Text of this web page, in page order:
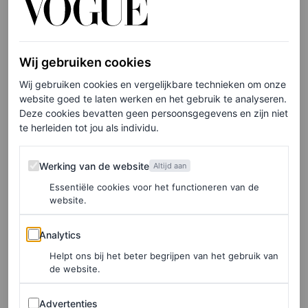
van groot belang.”
Labour Behind the Labellobbyt bij politici in het
Verenigd Koninkrijk om druk uit te oefenen op de
regering van Bangladesh om hetEmployment Injury
Schemevan het land te steunen. Dit is een baanbrekend
initiatief op het gebied van sociale zekerheid dat
inkomensbescherming en medische zorg biedt voor
werknemers daar niet per geval voor hoeven te vechten.
proeffase”, legt Bryher uit. “Er is een sterke wil om het te
verankeren in de arbeidswetgeving.”
Wij gebruiken cookies
Wij gebruiken cookies en vergelijkbare technieken om onze
website goed te laten werken en het gebruik te analyseren.
Deze cookies bevatten geen persoonsgegevens en zijn niet
te herleiden tot jou als individu.
Werking van de website
Werking van de website Altijd aan
Essentiële cookies voor het functioneren van de
website.
Analytics
Analytics
Helpt ons bij het beter begrijpen van het gebruik van
de website.
Advertenties
Advertenties